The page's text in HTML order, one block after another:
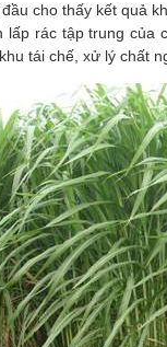
cho thấy kết quả
rác tập trung
tái chế, xử lý chất